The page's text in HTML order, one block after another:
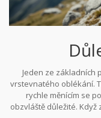
Jeden ze základních
vrstevnatého oblékání.
rychle měnícím se
obzvláště důležité.